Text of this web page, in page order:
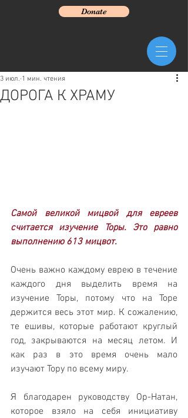
Donate
ДОРОГА К ХРАМУ
3 июл. 1 мин. чтения
Самой великой мицвой для евреев
считается изучение Торы. Это равно
выполнению 613 мицвот.
Очень важно каждому еврею в течение
каждого дня выделить время на
изучение Торы, потому что на Торе
держится весь этот мир. К сожалению,
те ешивы, которые работают круглый
год, закрываются на месяц летом. И
как раз в это время очень мало
изучают Тору по всему миру.
Я благодарен руководству Ор-Натан,
которое взяло на себя инициативу